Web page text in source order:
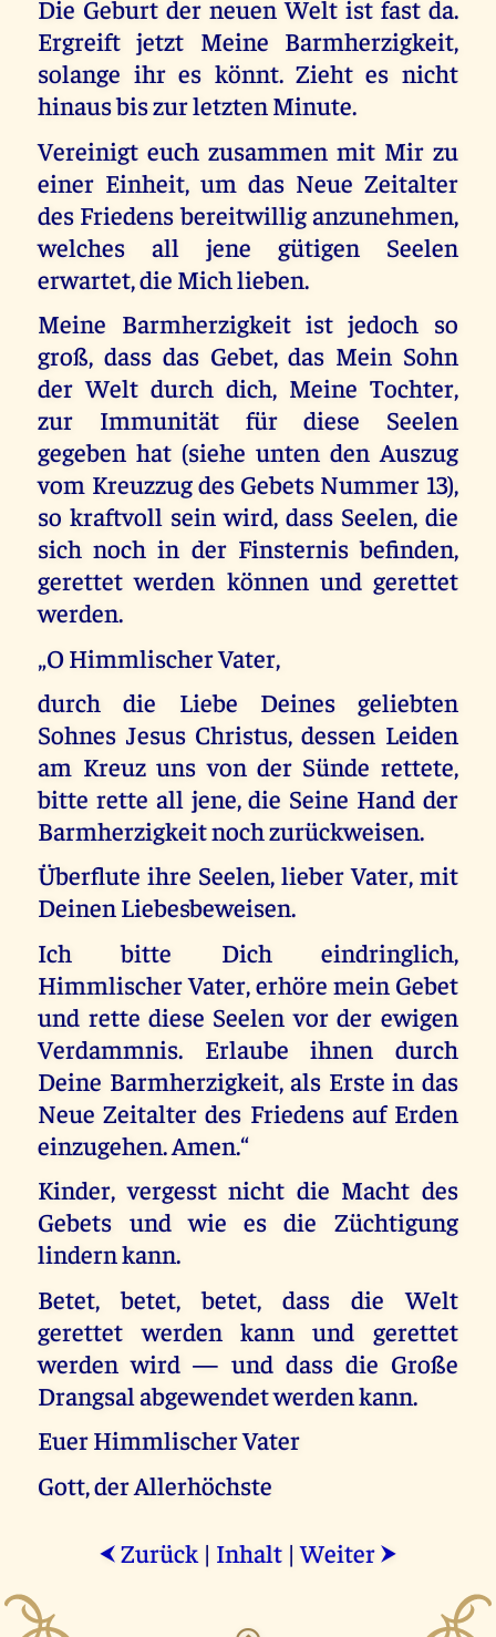
Die Geburt der neuen Welt ist fast da.
Ergreift jetzt Meine Barmherzigkeit,
solange ihr es könnt. Zieht es nicht
hinaus bis zur letzten Minute.
Vereinigt euch zusammen mit Mir zu
einer Einheit, um das Neue Zeitalter
des Friedens bereitwillig anzunehmen,
welches all jene gütigen Seelen
erwartet, die Mich lieben.
Meine Barmherzigkeit ist jedoch so
groß, dass das Gebet, das Mein Sohn
der Welt durch dich, Meine Tochter,
zur Immunität für diese Seelen
gegeben hat (siehe unten den Auszug
vom Kreuzzug des Gebets Nummer 13),
so kraftvoll sein wird, dass Seelen, die
sich noch in der Finsternis befinden,
gerettet werden können und gerettet
werden.
„O Himmlischer Vater,
durch die Liebe Deines geliebten
Sohnes Jesus Christus, dessen Leiden
am Kreuz uns von der Sünde rettete,
bitte rette all jene, die Seine Hand der
Barmherzigkeit noch zurückweisen.
Überflute ihre Seelen, lieber Vater, mit
Deinen Liebesbeweisen.
Ich bitte Dich eindringlich,
Himmlischer Vater, erhöre mein Gebet
und rette diese Seelen vor der ewigen
Verdammnis. Erlaube ihnen durch
Deine Barmherzigkeit, als Erste in das
Neue Zeitalter des Friedens auf Erden
einzugehen. Amen.“
Kinder, vergesst nicht die Macht des
Gebets und wie es die Züchtigung
lindern kann.
Betet, betet, betet, dass die Welt
gerettet werden kann und gerettet
werden wird — und dass die Große
Drangsal abgewendet werden kann.
Euer Himmlischer Vater
Gott, der Allerhöchste
⮜ Zurück | Inhalt |Weiter ⮞